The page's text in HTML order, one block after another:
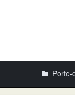
Porte-